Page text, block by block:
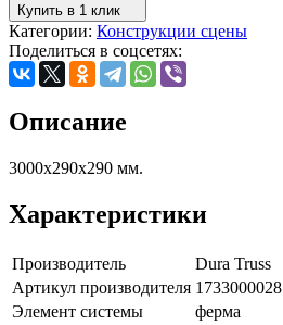
Купить в 1 клик
Категории: Конструкции сцены
Поделиться в соцсетях:
Описание
3000х290х290 мм.
Характеристики
Производитель
Dura Truss
Артикул производителя 1733000028
Элемент системы
ферма